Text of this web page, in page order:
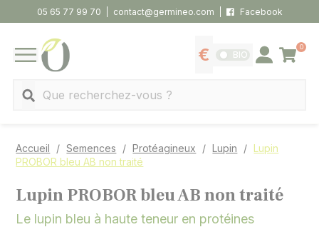
05 65 77 99 70 contact@germineo.com Facebook
MENU
Afficher les tarifs
BIO Se connecter
0
Panier
Accueil Semences Protéagineux Lupin
Lupin
PROBOR bleu AB non traité
Lupin PROBOR bleu AB non traité
Le lupin bleu à haute teneur en protéines
Panneau de gestion des cookies